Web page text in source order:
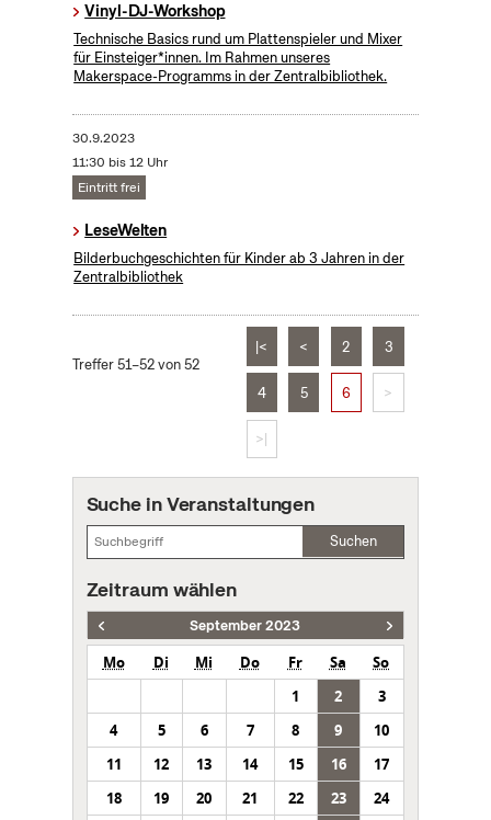
Vinyl-DJ-Workshop
Technische Basics rund um Plattenspieler und Mixer
für Einsteiger*innen. Im Rahmen unseres
Makerspace-Programms in der Zentralbibliothek.
30.9.2023
11:30 bis 12 Uhr
Eintritt frei
LeseWelten
Bilderbuchgeschichten für Kinder ab 3 Jahren in der
Zentralbibliothek
Treffer 51–52 von 52
|< < 2 3
4 5 6 >
>|
Suche in Veranstaltungen
Suchen
Zeitraum wählen
September 2023
Mo Di Mi Do Fr Sa
So
1
2
3
4
5 6 7 8 9
10
11
12 13 14 15 16
17
18
19 20 21 22 23
24